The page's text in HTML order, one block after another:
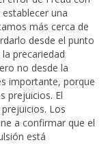
una
más cerca de
desde el punto
precariedad
no desde la
importante, porque
prejuicios. El
Los
a confirmar que el
está